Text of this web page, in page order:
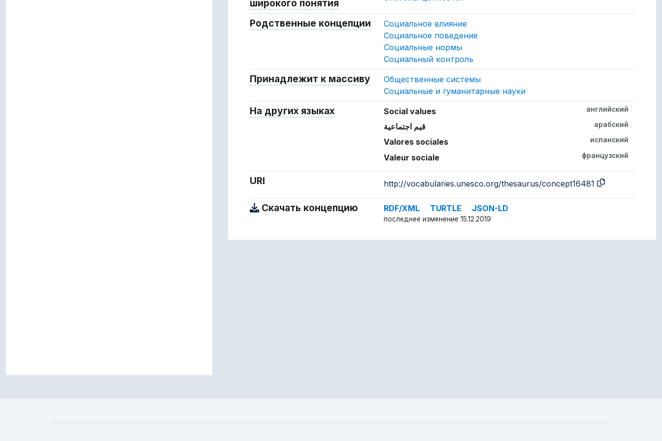
широкого понятияКонцепция более широкого понятия
Родственные концепцииКонцепции, связанные с этой концепцией.
Социальное влияние
Социальное поведение
Социальные нормы
Социальный контроль
Принадлежит к массивуМассив, которому принадлежит концепция.
Общественные системы
Социальные и гуманитарные науки
На других языкахТермины для концепции на других языках. английский
Social values
арабский قيم اجتماعية
испанский
Valores sociales
французский
Valeur sociale
URI http://vocabularies.unesco.org/thesaurus/concept16481
Скачать концепцию RDF/XML TURTLE JSON-LD
последнее изменение 15.12.2019